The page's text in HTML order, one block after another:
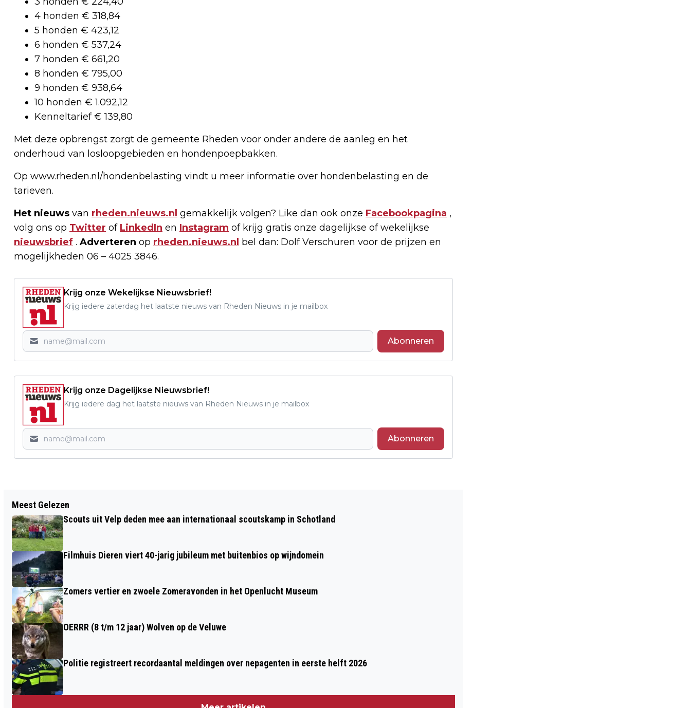
4 honden € 318,84
5 honden € 423,12
6 honden € 537,24
7 honden € 661,20
8 honden € 795,00
9 honden € 938,64
10 honden € 1.092,12
Kenneltarief € 139,80
Met deze opbrengst zorgt de gemeente Rheden voor onder andere de aanleg en het
onderhoud van losloopgebieden en hondenpoepbakken.
Op www.rheden.nl/hondenbelasting vindt u meer informatie over hondenbelasting en de
tarieven.
Het nieuws van rheden.nieuws.nl gemakkelijk volgen? Like dan ook onze Facebookpagina ,
volg ons op Twitter of LinkedIn en Instagram of krijg gratis onze dagelijkse of wekelijkse
nieuwsbrief . Adverteren op rheden.nieuws.nl bel dan: Dolf Verschuren voor de prijzen en
mogelijkheden 06 – 4025 3846.
Krijg onze Wekelijkse Nieuwsbrief!
Krijg iedere zaterdag het laatste nieuws van Rheden Nieuws in je mailbox
Abonneren
Krijg onze Dagelijkse Nieuwsbrief!
Krijg iedere dag het laatste nieuws van Rheden Nieuws in je mailbox
Abonneren
REPAIR CAFÉ DIEREN IN DE OASE
AUGUSTUS
Meest Gelezen
Scouts uit Velp deden mee aan internationaal scoutskamp in Schotland
Filmhuis Dieren viert 40-jarig jubileum met buitenbios op wijndomein
Zomers vertier en zwoele Zomeravonden in het Openlucht Museum
OERRR (8 t/m 12 jaar) Wolven op de Veluwe
Politie registreert recordaantal meldingen over nepagenten in eerste helft 2026